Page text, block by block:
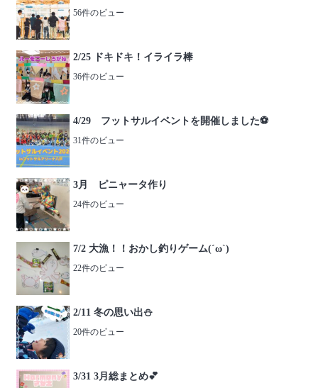
56件のビュー
2/25 ドキドキ！イライラ棒
36件のビュー
4/29 フットサルイベントを開催しました⚽️
31件のビュー
3月 ピニャータ作り
24件のビュー
7/2 大漁！！おかし釣りゲーム(´ω`)
22件のビュー
2/11 冬の思い出⛄️
20件のビュー
3/31 3月総まとめ💕